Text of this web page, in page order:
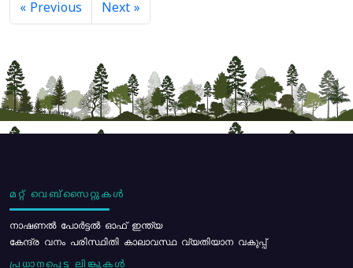
« Previous Next »
മറ്റ് വെബ്സൈറ്റുകൾ
നാഷണൽ പോർട്ടൽ ഓഫ് ഇന്ത്യ
കേന്ദ്ര വനം പരിസ്ഥിതി കാലാവസ്ഥ വ്യതിയാന വകുപ്പ്
പ്രധാനപ്പെട്ട ലിങ്കുകൾ